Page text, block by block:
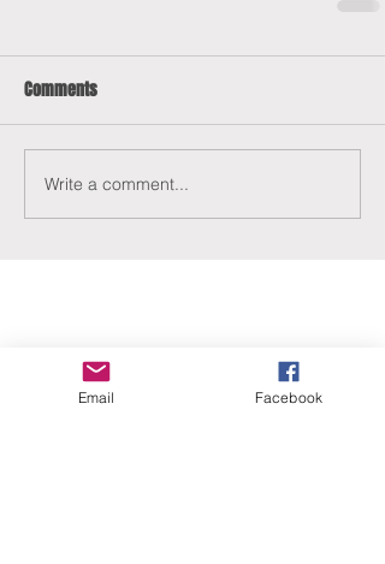
Comments
Write a comment...
ERANUS Alapítvány
Email Facebook